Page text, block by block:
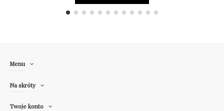
Menu
Na skróty
Twoje konto